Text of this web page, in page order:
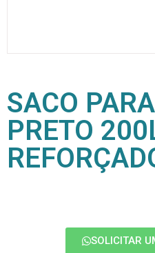
SACO
PRETO
SOLICITAR